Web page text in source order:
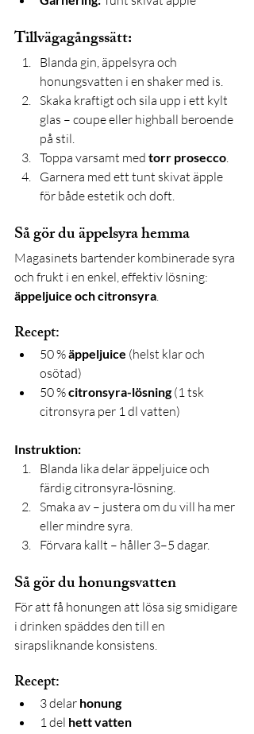
Tillvägagångssätt:
Blanda gin, äppelsyra och
honungsvatten i en shaker med is.
Skaka kraftigt och sila upp i ett kylt
glas – coupe eller highball beroende
på stil.
Toppa varsamt med torr prosecco
Garnera med ett tunt skivat äpple
för både estetik och doft.
Så gör du äppelsyra hemma
Magasinets bartender kombinerade syra
och frukt i en enkel, effektiv lösning:
äppeljuice och citronsyra
Recept:
50 % äppeljuice (helst klar och
osötad)
50 % citronsyra-lösning (1 tsk
citronsyra per 1 dl vatten)
Instruktion:
Blanda lika delar äppeljuice och
färdig citronsyra-lösning.
Smaka av – justera om du vill ha mer
eller mindre syra.
Förvara kallt – håller 3–5 dagar.
Så gör du honungsvatten
För att få honungen att lösa sig smidigare
i drinken späddes den till en
sirapsliknande konsistens.
Recept:
3 delar honung
1 del hett vatten